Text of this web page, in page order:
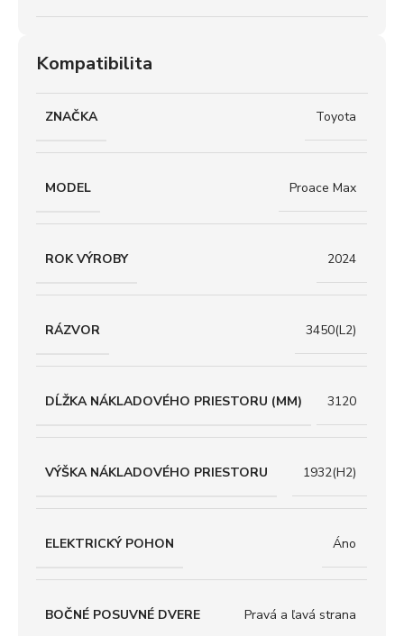
Kompatibilita
ZNAČKA Toyota
MODEL Proace Max
ROK VÝROBY 2024
RÁZVOR 3450(L2)
DĹŽKA NÁKLADOVÉHO PRIESTORU (MM) 3120
VÝŠKA NÁKLADOVÉHO PRIESTORU 1932(H2)
ELEKTRICKÝ POHON Áno
BOČNÉ POSUVNÉ DVERE Pravá a ľavá strana